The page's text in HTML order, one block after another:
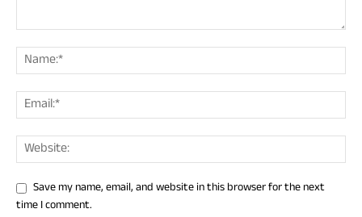
Save my name, email, and website in this browser for the next
time I comment.